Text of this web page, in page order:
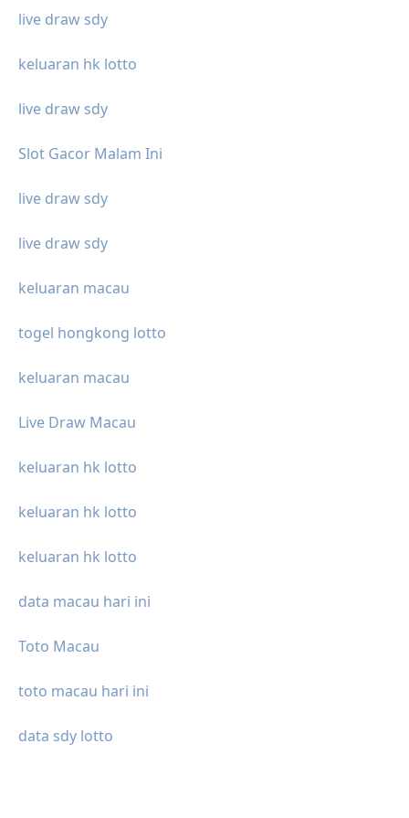
live draw sdy
keluaran hk lotto
live draw sdy
Slot Gacor Malam Ini
live draw sdy
live draw sdy
keluaran macau
togel hongkong lotto
keluaran macau
Live Draw Macau
keluaran hk lotto
keluaran hk lotto
keluaran hk lotto
data macau hari ini
Toto Macau
toto macau hari ini
data sdy lotto